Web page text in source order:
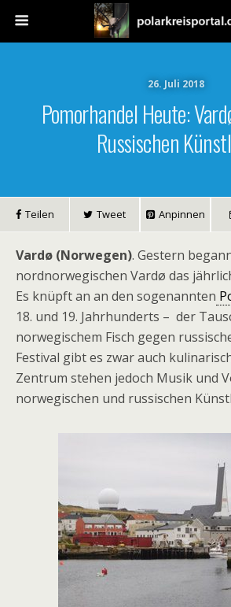
26. Juli 2018
Pomorhandel Heute:
Russischen
Teilen Tweet Anpinnen
Vardø (Norwegen). Gestern
nordnorwegischen Vardø das
Es knüpft an an den sogenannten
18. und 19. Jahrhunderts – der
norwegischem Fisch gegen
Festival gibt es zwar auch
Zentrum stehen jedoch Musik und
norwegischen und russischen